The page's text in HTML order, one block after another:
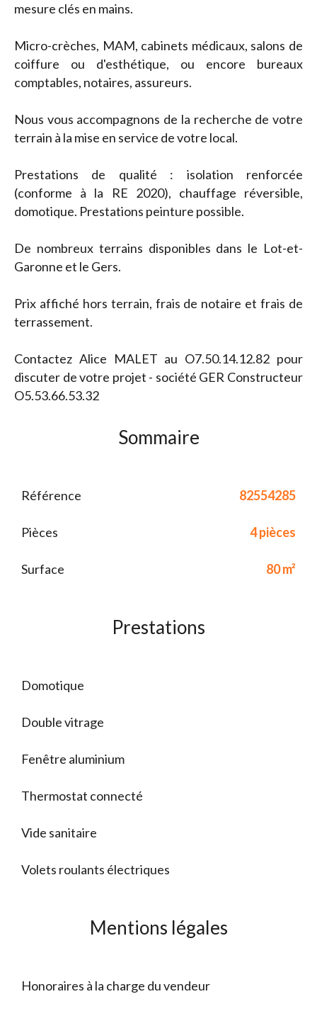
mesure clés en mains.
Micro-crèches, MAM, cabinets médicaux, salons de
coiffure ou d'esthétique, ou encore bureaux
comptables, notaires, assureurs.
Nous vous accompagnons de la recherche de votre
terrain à la mise en service de votre local.
Prestations de qualité : isolation renforcée
(conforme à la RE 2020), chauffage réversible,
domotique. Prestations peinture possible.
De nombreux terrains disponibles dans le Lot-et-
Garonne et le Gers.
Prix affiché hors terrain, frais de notaire et frais de
terrassement.
Contactez Alice MALET au O7.50.14.12.82 pour
discuter de votre projet - société GER Constructeur
O5.53.66.53.32
Sommaire
Référence 82554285
Pièces 4 pièces
Surface 80 m²
Prestations
Domotique
Double vitrage
Fenêtre aluminium
Thermostat connecté
Vide sanitaire
Volets roulants électriques
Mentions légales
Honoraires à la charge du vendeur